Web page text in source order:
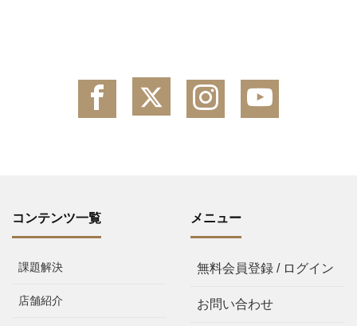
コンテンツ一覧
課題解決
店舗紹介
メニュー
無料会員登録 / ログイン
お問い合わせ